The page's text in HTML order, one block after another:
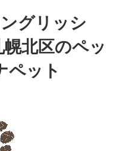
グリッシ
北区のペッ
ペット